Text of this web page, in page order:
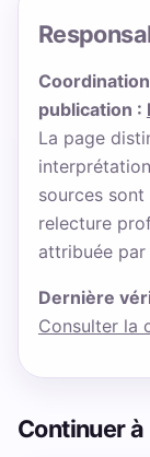
publication :
La page
sources
relecture
attribuée
Dernière
Consulter la
Continuer à